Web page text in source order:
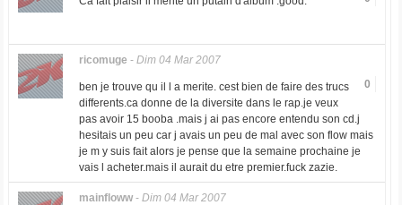
ricomuge - Dim 04 Mar 2007
0
ben je trouve qu il l a merite. cest bien de faire des trucs
differents.ca donne de la diversite dans le rap.je veux
pas avoir 15 booba .mais j ai pas encore entendu son cd.j
hesitais un peu car j avais un peu de mal avec son flow mais
je m y suis fait alors je pense que la semaine prochaine je
vais l acheter.mais il aurait du etre premier.fuck zazie.
mainfloww- Dim 04 Mar 2007